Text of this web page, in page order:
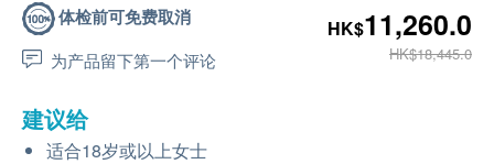
体检前可免费取消
为产品留下第一个评论
HK$11,260.0
HK$18,445.0
建议给
适合18岁或以上女士